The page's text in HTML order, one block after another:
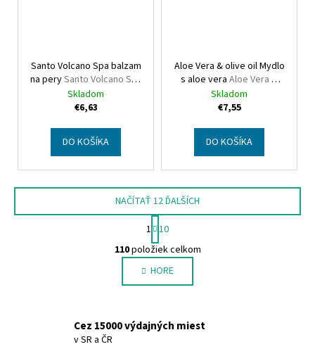
Santo Volcano Spa balzam
na perySanto Volcano Spa
Volcano lip balm
Skladom
€6,63
DO KOŠÍKA
Aloe Vera & olive oil Mydlo
s aloe vera Aloe Vera &
olive oil Aloe vera soap
Skladom
€7,55
DO KOŠÍKA
O
v
l
á
a
c
NAČÍTAŤ 12 ĎALŠÍCH
S
t
r
á
n
k
a
1 10
110položiek celkom
HORE
Cez 15000 výdajných miest
v SR a ČR